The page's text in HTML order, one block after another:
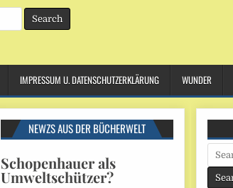
IMPRESSUM U. DATENSCHUTZERKLÄRUNG WUNDER
NEWZS AUS DER BÜCHERWELT
Schopenhauer als
Umweltschützer?
Search
for: